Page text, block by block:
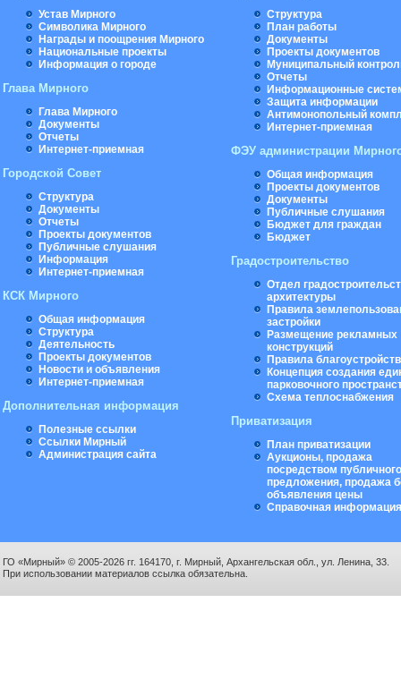
Устав Мирного
Символика Мирного
Награды и поощрения Мирного
Национальные проекты
Информация о городе
Глава Мирного
Глава Мирного
Документы
Отчеты
Интернет-приемная
Городской Совет
Структура
Документы
Отчеты
Проекты документов
Публичные слушания
Информация
Интернет-приемная
КСК Мирного
Общая информация
Структура
Деятельность
Проекты документов
Новости и объявления
Интернет-приемная
Дополнительная информация
Полезные ссылки
Ссылки Мирный
Администрация сайта
Структура
План работы
Документы
Проекты документов
Муниципальный
Отчеты
Информационные
Защита информации
Антимонопольный
Интернет-приемная
ФЭУ администрации
Общая информация
Проекты документов
Документы
Публичные слушания
Бюджет для граждан
Бюджет
Градостроительство
Отдел
архитектуры
Правила
застройки
Размещение рекламных
конструкций
Правила
Концепция создания
парковочного
Схема теплоснабжения
Приватизация
План приватизации
Аукционы, продажа
посредством публичного
предложения, продажа
объявления цены
Справочная информация
ГО «Мирный» © 2005-2026 гг. 164170, г. Мирный, Архангельская обл., ул. Ленина, 33.
При использовании материалов ссылка обязательна.